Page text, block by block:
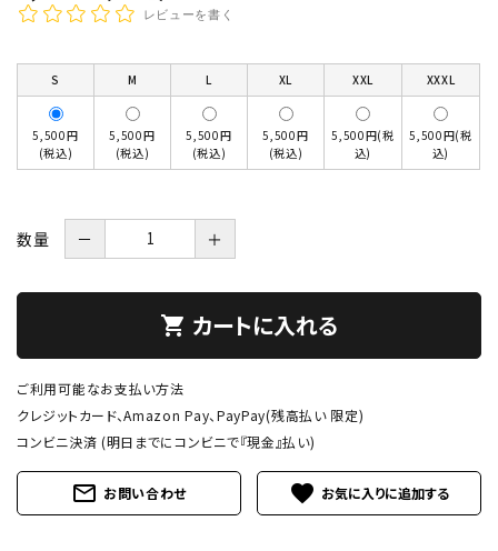
レビューを書く
S M L XL XXL XXXL
5,500円
(税込)
5,500円
(税込)
5,500円
(税込)
5,500円
(税込)
5,500円(税
込)
5,500円(税
込)
数量 － ＋
shopping_cart カートに入れる
ご利用可能なお支払い方法
クレジットカード、Amazon Pay、PayPay(残高払い 限定)
コンビニ決済 (明日までにコンビニで『現金』払い)
mail_outline お問い合わせ favorite